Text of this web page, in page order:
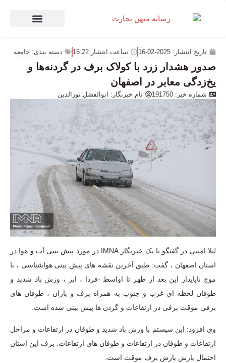
تاریخ انتشار: 2025-02-16 ساعت انتشار 15:22 دسته بندی: جامعه
صدور هشدار زرد با کولاک برف در گردنه‌ها و
یخ‌زدگی معابر در اصفهان
شماره خبر: 191750 نام خبرنگار: ابوالفضل نورالدین
لیلا امینی در گفتگو با یک خبرنگار IMNA در مورد پیش بینی آب و هوا در
استان اصفهان ، گفت: طبق آخرین نقشه های پیش بینی هواشناسی ، با
موج ناپایدار این بعد از ظهر تا اواسط -فردا ، ابر ، وزش باد شدید و
طوفان لحظه ای غرب و جنوب به همراه برف و باران ، طوفان های
برفی موقت برفی در ارتفاعات و گردن ها پیش بینی شده است.
وی افزود: این سیستم با وزش باد شدید و طوفان در ارتفاعات و مراحل
ارتفاعات و طوفان در ارتفاعات و طوفان های ارتفاعات. برف این استان
احتمال بارش بارش برف موقت است.